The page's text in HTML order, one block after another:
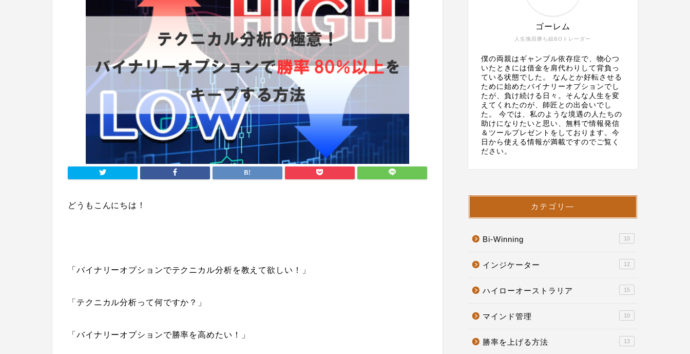
どうもこんにちは！
「バイナリーオプションでテクニカル分析を教えて欲しい！」
「テクニカル分析って何ですか？」
「バイナリーオプションで勝率を高めたい！」
人生挽回勝ち組BOトレーダー
ゴーレム
僕の両親はギャンブル依存症で、物心つ
いたときには借金を肩代わりして背負っ
ている状態でした。 なんとか好転させる
ために始めたバイナリーオプションでし
たが、負け続ける日々。そんな人生を変
えてくれたのが、師匠との出会いでし
た。 今では、私のような境遇の人たちの
助けになりたいと思い、無料で情報発信
＆ツールプレゼントをしております。今
日から使える情報が満載ですのでご覧く
ださい。
カテゴリ―
Bi-Winning 10
インジケーター 12
ハイローオーストラリア 15
マインド管理 10
勝率を上げる方法 13